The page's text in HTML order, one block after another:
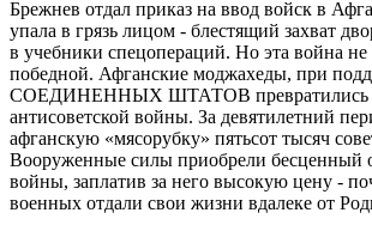
Брежнев отдал приказ на ввод войск в
упала в грязь лицом - блестящий захват
в учебники спецопераций. Но эта война не
победной. Афганские моджахеды, при
СОЕДИНЕННЫХ ШТАТОВ превратились в
антисоветской войны. За девятилетний
афганскую «мясорубку» пятьсот тысяч
Вооруженные силы приобрели бесценный
войны, заплатив за него высокую цену -
военных отдали свои жизни вдалеке от